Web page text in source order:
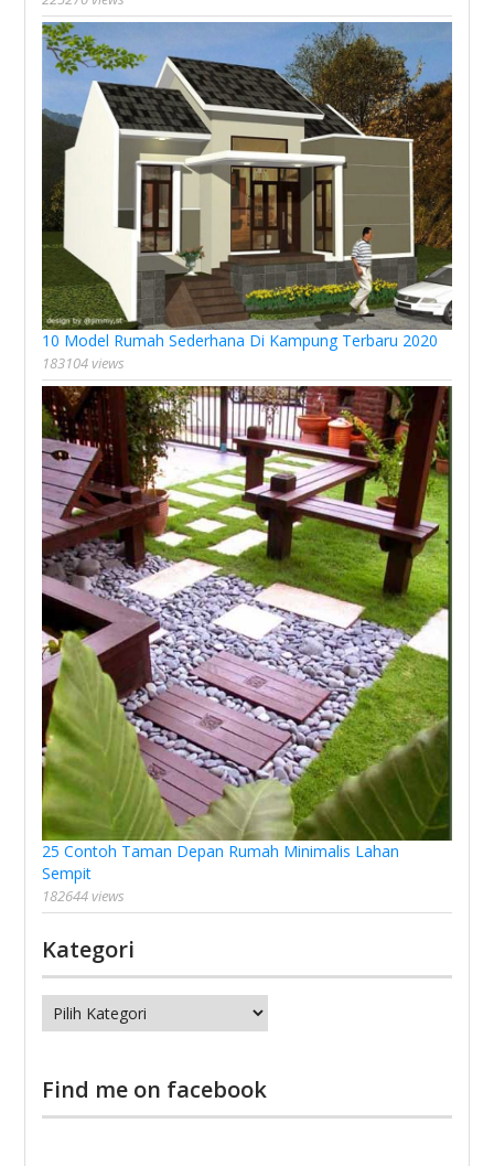
10 Model Rumah Sederhana Di Kampung Terbaru 2020
183104 views
25 Contoh Taman Depan Rumah Minimalis Lahan
Sempit
182644 views
Kategori
Kategori
Find me on facebook